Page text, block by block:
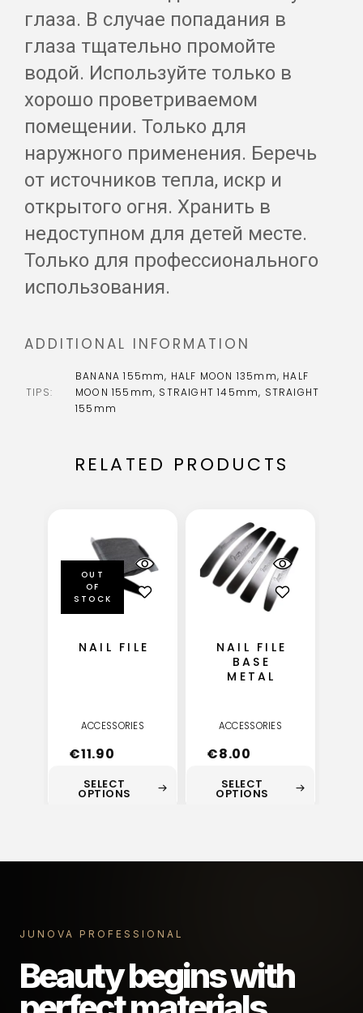
глаза. В случае попадания в
глаза тщательно промойте
водой. Используйте только в
хорошо проветриваемом
помещении. Только для
наружного применения. Беречь
от источников тепла, искр и
открытого огня. Хранить в
недоступном для детей месте.
Только для профессионального
использования.
ADDITIONAL INFORMATION
TIPS
BANANA 155mm, HALF MOON 135mm, HALF
MOON 155mm, STRAIGHT 145mm, STRAIGHT
155mm
RELATED PRODUCTS
OUT
OF
STOCK
SELECT
OPTIONS
NAIL FILE
ACCESSORIES
€11.90
SELECT
OPTIONS
NAIL FILE
BASE
METAL
ACCESSORIES
€8.00
JUNOVA PROFESSIONAL
Beauty begins with